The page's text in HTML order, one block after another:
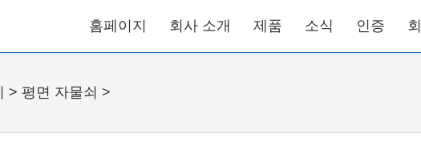
홈페이지 회사 소개 제품 소식 인증
> 평면 자물쇠 >